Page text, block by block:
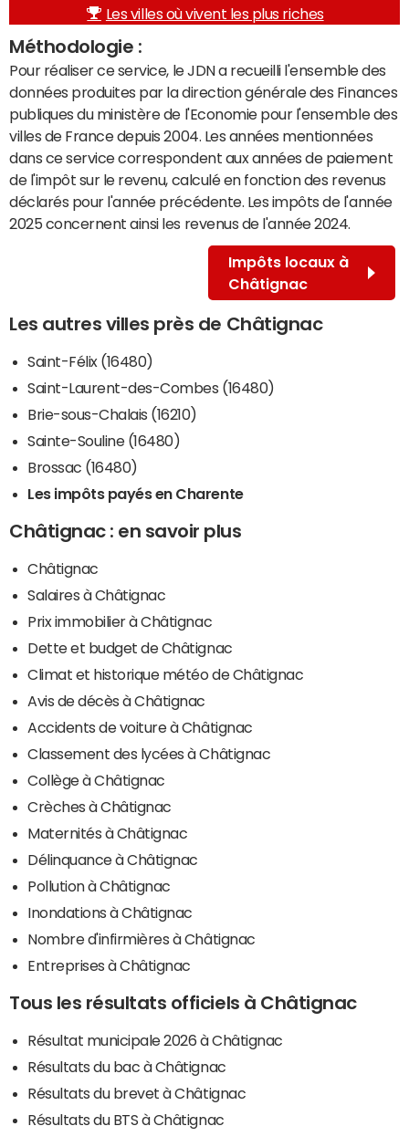
Les villes où vivent les plus riches
Méthodologie :
Pour réaliser ce service, le JDN a recueilli l'ensemble des
données produites par la direction générale des Finances
publiques du ministère de l'Economie pour l'ensemble des
villes de France depuis 2004. Les années mentionnées
dans ce service correspondent aux années de paiement
de l'impôt sur le revenu, calculé en fonction des revenus
déclarés pour l'année précédente. Les impôts de l'année
2025 concernent ainsi les revenus de l'année 2024.
Impôts locaux à
Châtignac
Les autres villes près de Châtignac
Saint-Félix (16480)
Saint-Laurent-des-Combes (16480)
Brie-sous-Chalais (16210)
Sainte-Souline (16480)
Brossac (16480)
Les impôts payés en Charente
Châtignac : en savoir plus
Châtignac
Salaires à Châtignac
Prix immobilier à Châtignac
Dette et budget de Châtignac
Climat et historique météo de Châtignac
Avis de décès à Châtignac
Accidents de voiture à Châtignac
Classement des lycées à Châtignac
Collège à Châtignac
Crèches à Châtignac
Maternités à Châtignac
Délinquance à Châtignac
Pollution à Châtignac
Inondations à Châtignac
Nombre d'infirmières à Châtignac
Entreprises à Châtignac
Tous les résultats officiels à Châtignac
Résultat municipale 2026 à Châtignac
Résultats du bac à Châtignac
Résultats du brevet à Châtignac
Résultats du BTS à Châtignac